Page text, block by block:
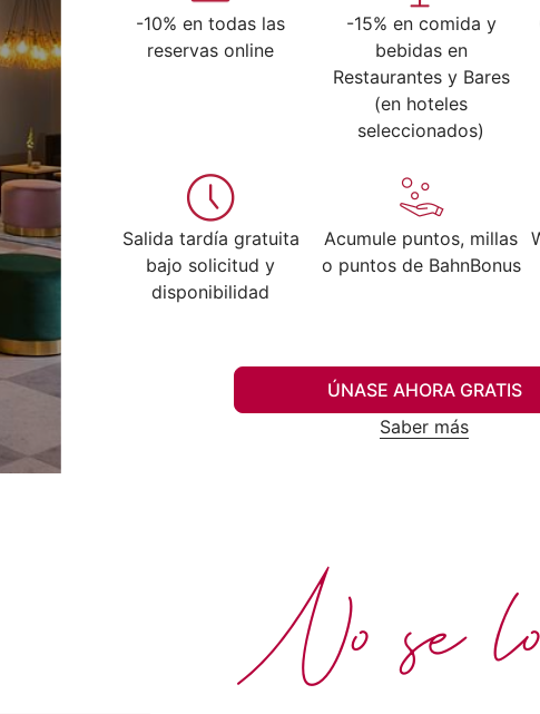
-10% en todas las
reservas online
-15% en comida y
bebidas en
Restaurantes y Bares
(en hoteles
seleccionados)
Salida tardía gratuita
bajo solicitud y
disponibilidad
Acumule puntos, millas
o puntos de BahnBonus
ÚNASE AHORA GRATIS
Saber más
No se